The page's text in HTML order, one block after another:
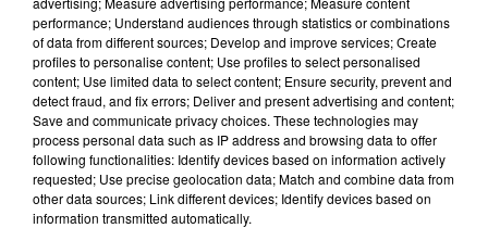
performance; Understand audiences through statistics or combinations
of data from different sources; Develop and improve services; Create
profiles to personalise content; Use profiles to select personalised
content; Use limited data to select content; Ensure security, prevent and
detect fraud, and fix errors; Deliver and present advertising and content;
Save and communicate privacy choices. These technologies may
process personal data such as IP address and browsing data to offer
following functionalities: Identify devices based on information actively
requested; Use precise geolocation data; Match and combine data from
other data sources; Link different devices; Identify devices based on
information transmitted automatically.